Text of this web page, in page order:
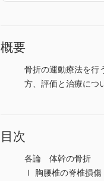
概要
骨折の運動療法を行
方、評価と治療につ
目次
各論 体幹の骨折
Ⅰ 胸腰椎の脊椎損